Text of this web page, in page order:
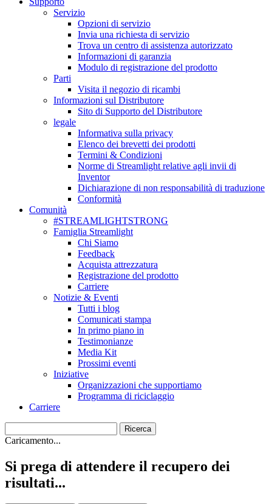
Servizio
Opzioni di servizio
Invia una richiesta di servizio
Trova un centro di assistenza autorizzato
Informazioni di garanzia
Modulo di registrazione del prodotto
Parti
Visita il negozio di ricambi
Informazioni sul Distributore
Sito di Supporto del Distributore
legale
Informativa sulla privacy
Elenco dei brevetti dei prodotti
Termini & Condizioni
Norme di Streamlight relative agli invii di
Inventor
Dichiarazione di non responsabilità di traduzione
Conformità
Comunità
#STREAMLIGHTSTRONG
Famiglia Streamlight
Chi Siamo
Feedback
Acquista attrezzatura
Registrazione del prodotto
Carriere
Notizie & Eventi
Tutti i blog
Comunicati stampa
In primo piano in
Testimonianze
Media Kit
Prossimi eventi
Iniziative
Organizzazioni che supportiamo
Programma di riciclaggio
Carriere
Caricamento...
Si prega di attendere il recupero dei
risultati...